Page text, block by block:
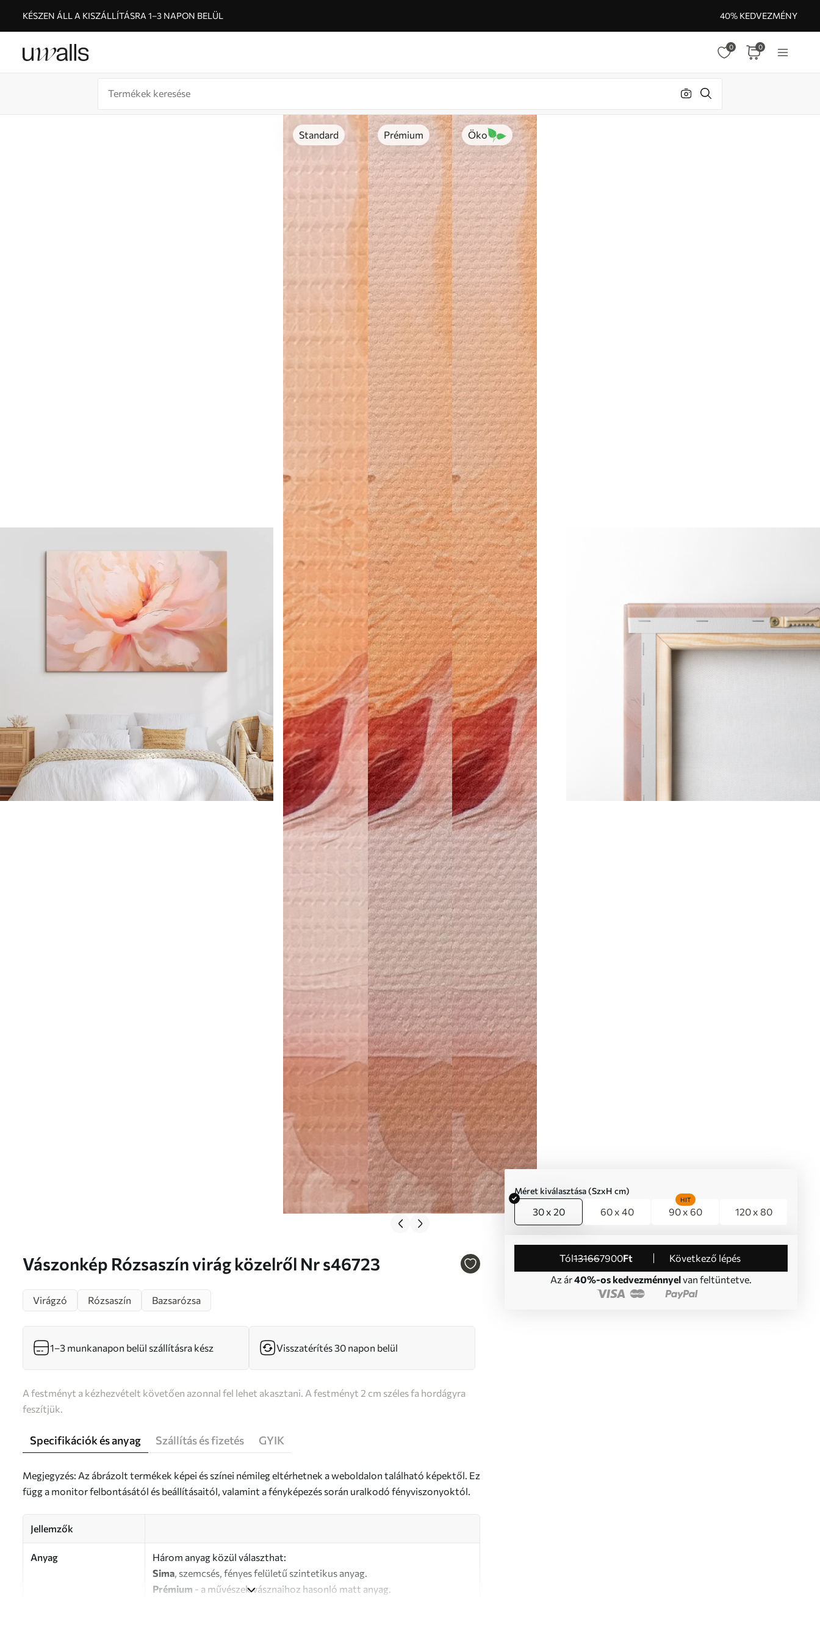
KÉSZEN ÁLL A KISZÁLLÍTÁSRA 1–3 NAPON BELÜL 40% KEDVEZMÉNY
0 0
Standard Prémium Öko
Vászonkép Rózsaszín virág közelről Nr s46723
Méret kiválasztása (SzxH cm)
30 x 20 60 x 40 90 x 60
HIT
120 x 80
Tól131667900Ft
Következő lépés
Az ár40%-os kedvezménnyelvan feltüntetve.
Virágzó
Rózsaszín Bazsarózsa
1–3 munkanapon belül szállításra kész Visszatérítés 30 napon belül
A festményt a kézhezvételt követően azonnal fel lehet akasztani. A festményt 2 cm széles fa hordágyra
feszítjük.
Specifikációk és anyag Szállítás és fizetés GYIK
Megjegyzés: Az ábrázolt termékek képei és színei némileg eltérhetnek a weboldalon található képektől. Ez
függ a monitor felbontásától és beállításaitól, valamint a fényképezés során uralkodó fényviszonyoktól.
Jellemzők
Anyag
Három anyag közül választhat:
Sima, szemcsés, fényes felületű szintetikus anyag.
Prémium - a művészek vásznaihoz hasonló matt anyag.